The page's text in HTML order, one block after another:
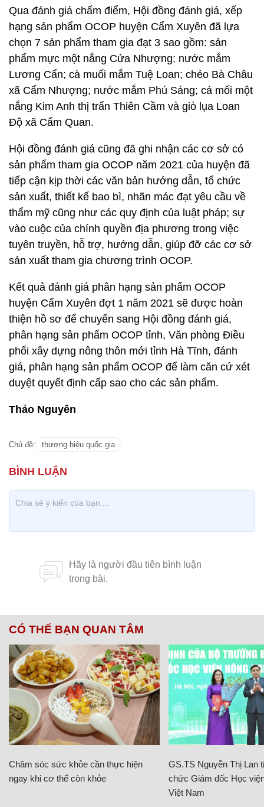
Qua đánh giá chấm điểm, Hội đồng đánh giá, xếp
hạng sản phẩm OCOP huyện Cẩm Xuyên đã lựa
chọn 7 sản phẩm tham gia đạt 3 sao gồm: sản
phẩm mực một nắng Cửa Nhượng; nước mắm
Lương Cẩn; cà muối mắm Tuệ Loan; chẻo Bà Châu
xã Cẩm Nhượng; nước mắm Phú Sáng; cá mối một
nắng Kim Anh thị trấn Thiên Cầm và giò lụa Loan
Độ xã Cẩm Quan.
Hội đồng đánh giá cũng đã ghi nhận các cơ sở có
sản phẩm tham gia OCOP năm 2021 của huyện đã
tiếp cận kịp thời các văn bản hướng dẫn, tổ chức
sản xuất, thiết kế bao bì, nhãn mác đạt yêu cầu về
thẩm mỹ cũng như các quy định của luật pháp; sự
vào cuộc của chính quyền địa phương trong việc
tuyên truyền, hỗ trợ, hướng dẫn, giúp đỡ các cơ sở
sản xuất tham gia chương trình OCOP.
Kết quả đánh giá phân hạng sản phẩm OCOP
huyện Cẩm Xuyên đợt 1 năm 2021 sẽ được hoàn
thiện hồ sơ để chuyển sang Hội đồng đánh giá,
phân hạng sản phẩm OCOP tỉnh, Văn phòng Điều
phối xây dựng nông thôn mới tỉnh Hà Tĩnh, đánh
giá, phân hạng sản phẩm OCOP để làm căn cứ xét
duyệt quyết định cấp sao cho các sản phẩm.
Thảo Nguyên
Chủ đề: thương hiệu quốc gia
CÓ THỂ BẠN QUAN TÂM
Chăm sóc sức khỏe cần thực hiện
ngay khi cơ thể còn khỏe
GS.TS Nguyễn Thị Lan
chức Giám đốc Học
Việt Nam